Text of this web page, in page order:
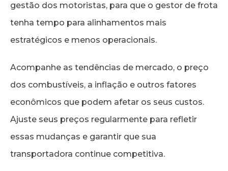
gestão dos motoristas, para que o gestor de frota
tenha tempo para alinhamentos mais
estratégicos e menos operacionais.
Acompanhe as tendências de mercado, o preço
dos combustíveis, a inflação e outros fatores
econômicos que podem afetar os seus custos.
Ajuste seus preços regularmente para refletir
essas mudanças e garantir que sua
transportadora continue competitiva.